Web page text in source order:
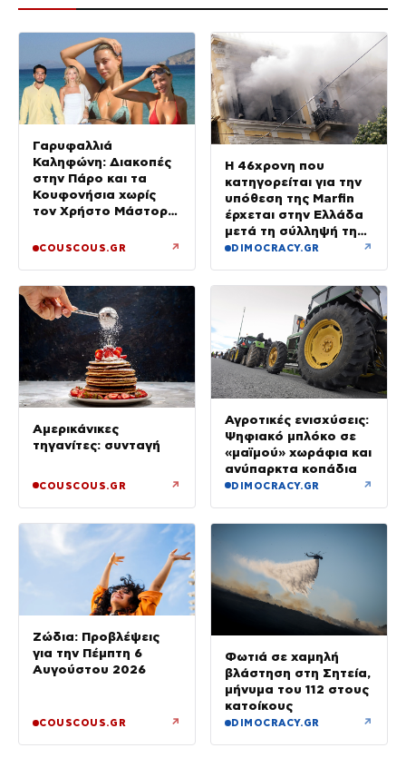
Γαρυφαλλιά
Καληφώνη: Διακοπές
στην Πάρο και τα
Κουφονήσια χωρίς
τον Χρήστο Μάστορα
COUSCOUS.GR ↗
Η 46χρονη που
κατηγορείται για την
υπόθεση της Marfin
έρχεται στην Ελλάδα
μετά τη σύλληψή της
στο Λονδίνο
DIMOCRACY.GR ↗
Αμερικάνικες
τηγανίτες: συνταγή
COUSCOUS.GR ↗
Αγροτικές ενισχύσεις:
Ψηφιακό μπλόκο σε
«μαϊμού» χωράφια και
ανύπαρκτα κοπάδια
DIMOCRACY.GR ↗
Ζώδια: Προβλέψεις
για την Πέμπτη 6
Αυγούστου 2026
COUSCOUS.GR ↗
Φωτιά σε χαμηλή
βλάστηση στη Σητεία,
μήνυμα του 112 στους
κατοίκους
DIMOCRACY.GR ↗